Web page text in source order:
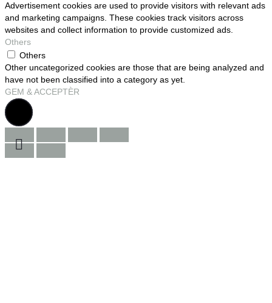
Advertisement cookies are used to provide visitors with relevant ads
and marketing campaigns. These cookies track visitors across
websites and collect information to provide customized ads.
Others
Others
Other uncategorized cookies are those that are being analyzed and
have not been classified into a category as yet.
GEM & ACCEPTÈR